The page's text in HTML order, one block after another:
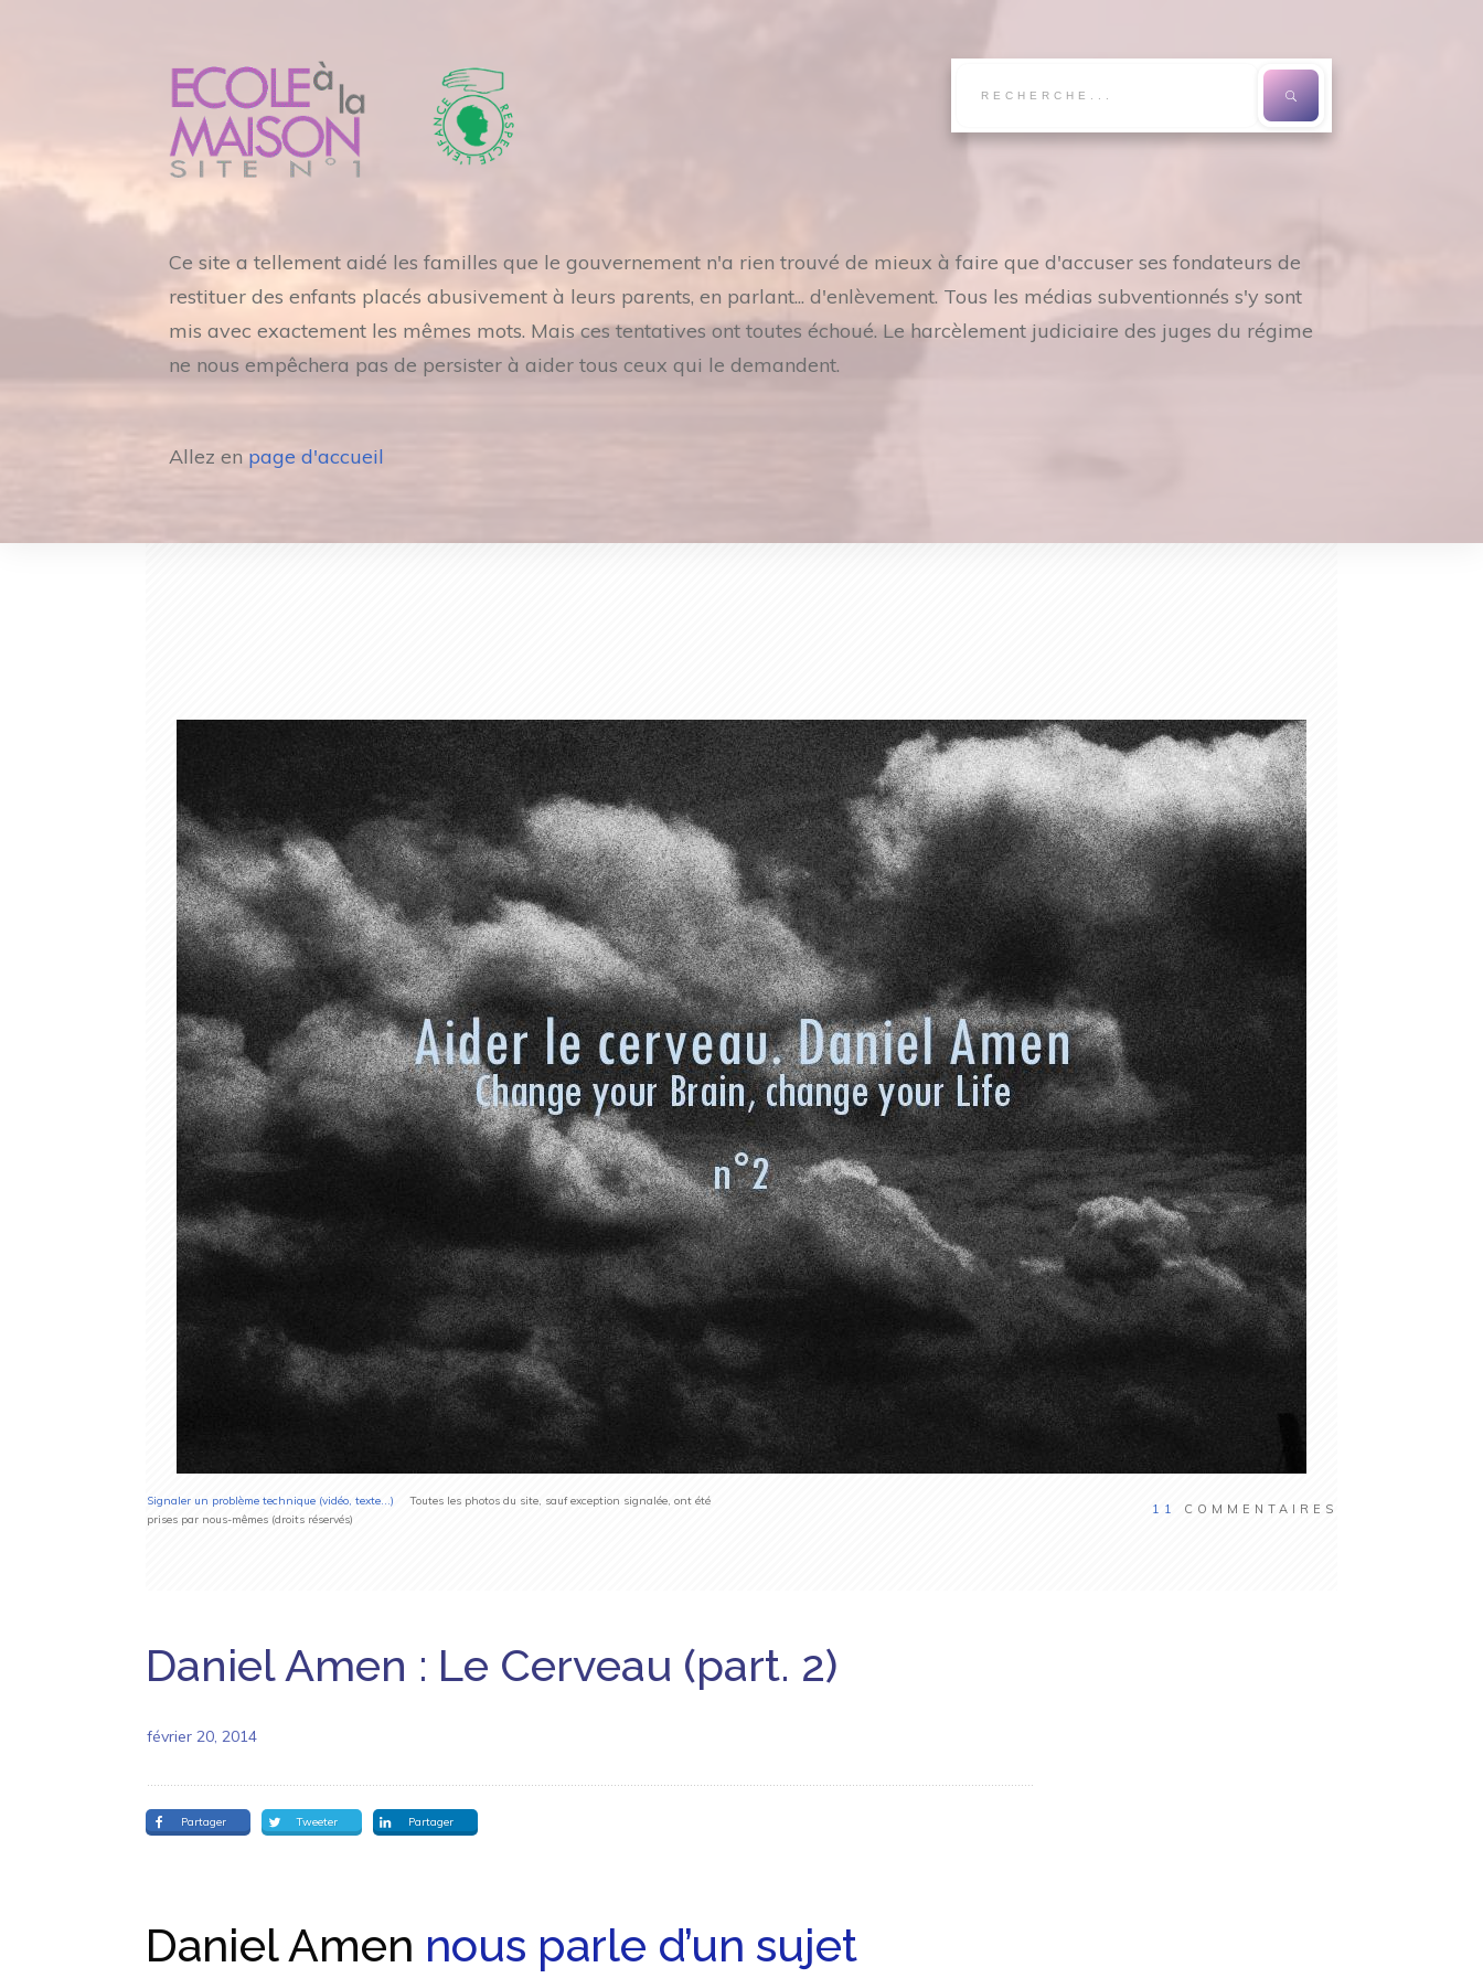
Ce site a tellement aidé les familles que le gouvernement n'a rien trouvé de mieux à faire que d'accuser ses fondateurs de
restituer des enfants placés abusivement à leurs parents, en parlant... d'enlèvement. Tous les médias subventionnés s'y sont
mis avec exactement les mêmes mots. Mais ces tentatives ont toutes échoué. Le harcèlement judiciaire des juges du régime
ne nous empêchera pas de persister à aider tous ceux qui le demandent.
Allez en page d'accueil
Signaler un problème technique (vidéo, texte...)
Toutes les photos du site, sauf exception signalée, ont été
prises par nous-mêmes (droits réservés)
11 COMMENTAIRES
Daniel Amen : Le Cerveau (part. 2)
février 20, 2014
Partager Tweeter Partager
Daniel Amen nous parle d’un sujet